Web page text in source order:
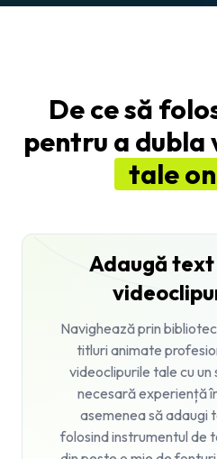
De ce să
pentru a
tale
Adaugă
Navighează prin
titluri animate
videoclipurile tale cu un
necesară experiență
asemenea săadaugi
folosind instrumentul de